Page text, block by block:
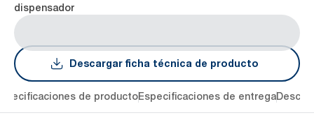
dispensador
Descargar ficha técnica de producto
de productoEspecificaciones de entrega